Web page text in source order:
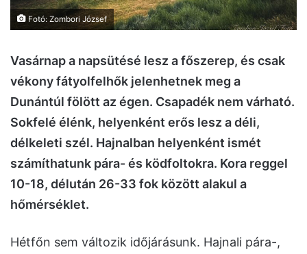
Fotó: Zombori József
Vasárnap a napsütésé lesz a főszerep, és csak
vékony fátyolfelhők jelenhetnek meg a
Dunántúl fölött az égen. Csapadék nem várható.
Sokfelé élénk, helyenként erős lesz a déli,
délkeleti szél. Hajnalban helyenként ismét
számíthatunk pára- és ködfoltokra. Kora reggel
10-18, délután 26-33 fok között alakul a
hőmérséklet.
Hétfőn sem változik időjárásunk. Hajnali pára-,